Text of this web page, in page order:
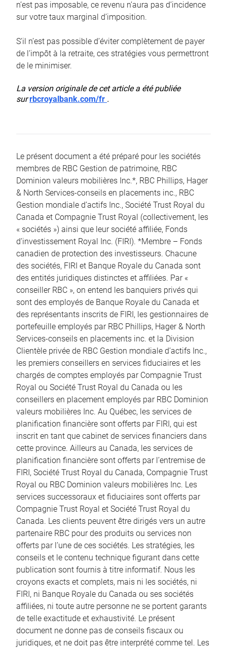
n’est pas imposable, ce revenu n’aura pas d’incidence
sur votre taux marginal d’imposition.
S’il n’est pas possible d’éviter complètement de payer
de l’impôt à la retraite, ces stratégies vous permettront
de le minimiser.
La version originale de cet article a été publiée
surrbcroyalbank.com/fr .
Le présent document a été préparé pour les sociétés
membres de RBC Gestion de patrimoine, RBC
Dominion valeurs mobilières Inc.*, RBC Phillips, Hager
& North Services-conseils en placements inc., RBC
Gestion mondiale d’actifs Inc., Société Trust Royal du
Canada et Compagnie Trust Royal (collectivement, les
« sociétés ») ainsi que leur société affiliée, Fonds
d’investissement Royal Inc. (FIRI). *Membre – Fonds
canadien de protection des investisseurs. Chacune
des sociétés, FIRI et Banque Royale du Canada sont
des entités juridiques distinctes et affiliées. Par «
conseiller RBC », on entend les banquiers privés qui
sont des employés de Banque Royale du Canada et
des représentants inscrits de FIRI, les gestionnaires de
portefeuille employés par RBC Phillips, Hager & North
Services-conseils en placements inc. et la Division
Clientèle privée de RBC Gestion mondiale d’actifs Inc.,
les premiers conseillers en services fiduciaires et les
chargés de comptes employés par Compagnie Trust
Royal ou Société Trust Royal du Canada ou les
conseillers en placement employés par RBC Dominion
valeurs mobilières Inc. Au Québec, les services de
planification financière sont offerts par FIRI, qui est
inscrit en tant que cabinet de services financiers dans
cette province. Ailleurs au Canada, les services de
planification financière sont offerts par l’entremise de
FIRI, Société Trust Royal du Canada, Compagnie Trust
Royal ou RBC Dominion valeurs mobilières Inc. Les
services successoraux et fiduciaires sont offerts par
Compagnie Trust Royal et Société Trust Royal du
Canada. Les clients peuvent être dirigés vers un autre
partenaire RBC pour des produits ou services non
offerts par l’une de ces sociétés. Les stratégies, les
conseils et le contenu technique figurant dans cette
publication sont fournis à titre informatif. Nous les
croyons exacts et complets, mais ni les sociétés, ni
FIRI, ni Banque Royale du Canada ou ses sociétés
affiliées, ni toute autre personne ne se portent garants
de telle exactitude et exhaustivité. Le présent
document ne donne pas de conseils fiscaux ou
juridiques, et ne doit pas être interprété comme tel. Les